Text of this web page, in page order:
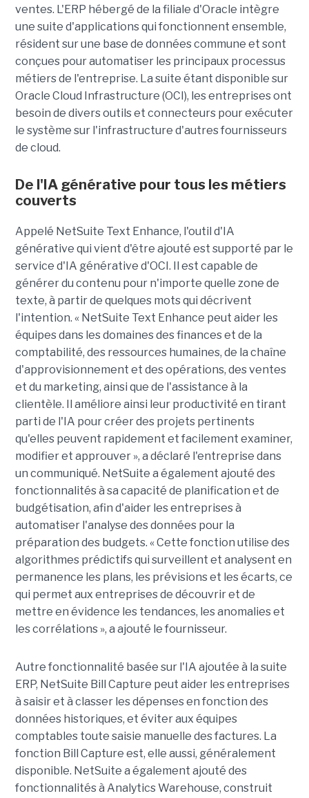
ventes. L'ERP hébergé de la filiale d'Oracle intègre
une suite d'applications qui fonctionnent ensemble,
résident sur une base de données commune et sont
conçues pour automatiser les principaux processus
métiers de l'entreprise. La suite étant disponible sur
Oracle Cloud Infrastructure (OCI ), les entreprises ont
besoin de divers outils et connecteurs pour exécuter
le système sur l'infrastructure d'autres fournisseurs
de cloud.
De l'IA générative pour tous les métiers
couverts
Appelé NetSuite Text Enhance, l'outil d'IA
générative qui vient d'être ajouté est supporté par le
service d'IA générative d'OCI . Il est capable de
générer du contenu pour n'importe quelle zone de
texte, à partir de quelques mots qui décrivent
l'intention. « NetSuite Text Enhance peut aider les
équipes dans les domaines des finances et de la
comptabilité, des ressources humaines, de la chaîne
d'approvisionnement et des opérations, des ventes
et du marketing, ainsi que de l'assistance à la
clientèle. Il améliore ainsi leur productivité en tirant
parti de l'IA pour créer des projets pertinents
qu'elles peuvent rapidement et facilement examiner,
modifier et approuver », a déclaré l'entreprise dans
un communiqué. NetSuite a également ajouté des
fonctionnalités à sa capacité de planification et de
budgétisation, afin d'aider les entreprises à
automatiser l'analyse des données pour la
préparation des budgets. « Cette fonction utilise des
algorithmes prédictifs qui surveillent et analysent en
permanence les plans, les prévisions et les écarts, ce
qui permet aux entreprises de découvrir et de
mettre en évidence les tendances, les anomalies et
les corrélations », a ajouté le fournisseur.
Autre fonctionnalité basée sur l'IA ajoutée à la suite
ERP, NetSuite Bill Capture peut aider les entreprises
à saisir et à classer les dépenses en fonction des
données historiques, et éviter aux équipes
comptables toute saisie manuelle des factures. La
fonction Bill Capture est, elle aussi, généralement
disponible. NetSuite a également ajouté des
fonctionnalités à AnalyticsWarehouse, construit